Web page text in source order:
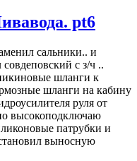
pt6
сальники.. и
с з/ч ..
шланги к
шланги на кабину
руля от
высокоподключаю
патрубки и
выносную